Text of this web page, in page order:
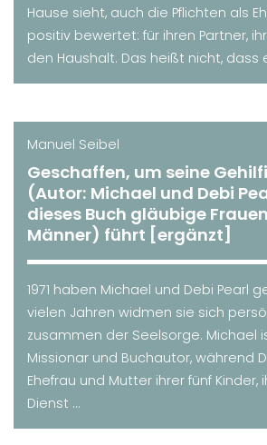
Hause sieht, auch die Pflichten als
positiv bewertet: für ihren Partner,
den Haushalt. Das heißt nicht, dass
Manuel Seibel
Geschaffen, um seine
(Autor: Michael und Debi
dieses Buch gläubige
Männer) führt [ergänzt]
1971 haben Michael und Debi Pearl
vielen Jahren widmen sie sich
zusammen der Seelsorge. Michael
Missionar und Buchautor, während
Ehefrau und Mutter ihrer fünf Kinder,
Dienst ...